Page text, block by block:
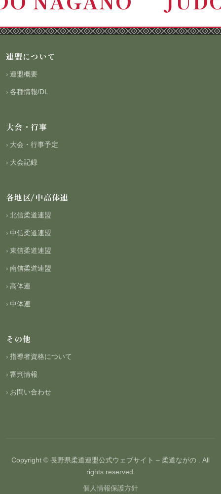
連盟について
連盟概要
各種情報/DL
大会・行事
大会・行事予定
大会記録
各地区/中高体連
北信柔道連盟
中信柔道連盟
東信柔道連盟
南信柔道連盟
高体連
中体連
その他
指導者資格について
審判情報
お問い合わせ
Copyright © 長野県柔道連盟公式ウェブサイト – 柔道ながの . All
rights reserved.
個人情報保護方針